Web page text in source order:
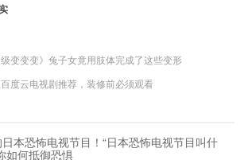
变变变》兔子女竟用肢体完成了这些变形
度云电视剧推荐，装修前必须观看
本恐怖电视节目！“日本恐怖电视节目叫什
如何抵御恐惧